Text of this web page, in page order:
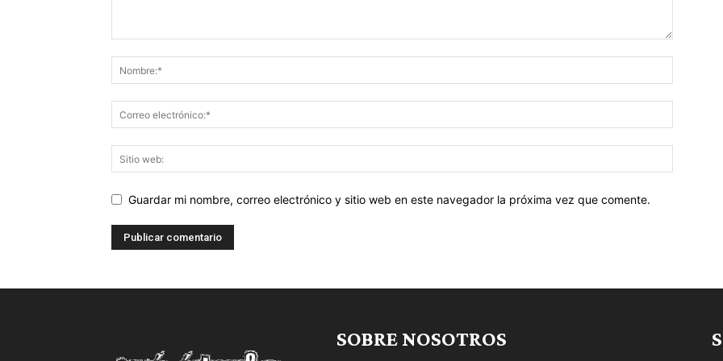
Guardar mi nombre, correo electrónico y sitio web en este navegador la próxima vez que comente.
SOBRE NOSOTROS